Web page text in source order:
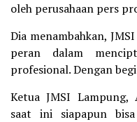
oleh perusahaan pers
Dia menambahkan,
peran dalam
profesional. Dengan
Ketua JMSI Lampung,
saat ini siapapun